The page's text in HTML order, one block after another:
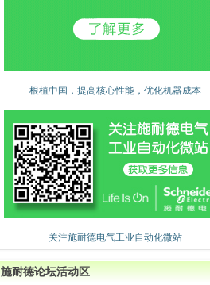
根植中国，提高核心性能，优化机器成本
关注施耐德电气工业自动化微站
施耐德论坛活动区